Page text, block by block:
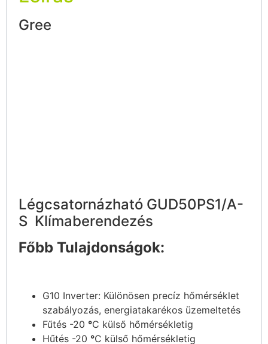
Gree
Légcsatornázható GUD50PS1/A-
S Klímaberendezés
Főbb Tulajdonságok:
G10 Inverter: Különösen precíz hőmérséklet
szabályozás, energiatakarékos üzemeltetés
Fűtés -20 °C külső hőmérsékletig
Hűtés -20 °C külső hőmérsékletig